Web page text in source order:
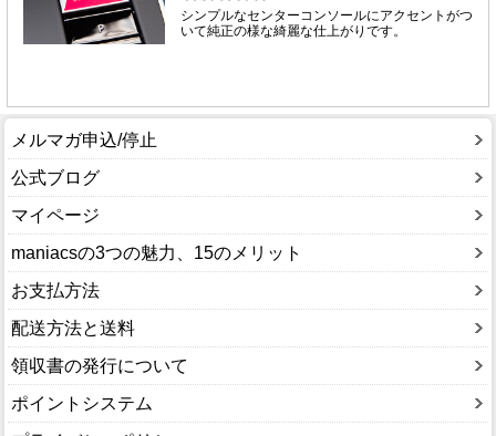
メルマガ申込/停止
公式ブログ
マイページ
maniacsの3つの魅力、15のメリット
お支払方法
配送方法と送料
領収書の発行について
ポイントシステム